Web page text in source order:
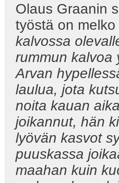
Olaus Graanin
työstä on
kalvossa
rummun kalvoa
Arvan
laulua, jota
noita kauan
joikannut, hän
lyövän kasvot
puuskassa
maahan kuin